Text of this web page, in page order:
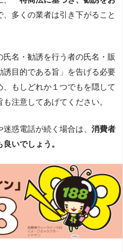
、多くの業者は引き下がること
氏名・勧誘を行う者の氏名・販
目的である旨」を告げる必要
もしどれか１つでもを隠して
注意してあげてください。
惑電話が続く場合は、 消費者
いでしょう。